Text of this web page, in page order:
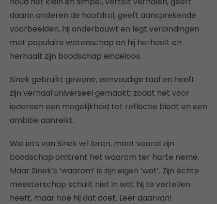
daarin anderen de hoofdrol, geeft aansprekende
voorbeelden, hij onderbouwt en legt verbindingen
met populaire wetenschap en hij herhaalt en
herhaalt zijn boodschap eindeloos.
Sinek gebruikt gewone, eenvoudige taal en heeft
zijn verhaal universeel gemaakt: zodat het voor
iedereen een mogelijkheid tot reflectie biedt en een
ambitie aanreikt.
Wie iets van Sinek wil leren, moet vooral zijn
boodschap omtrent het waarom ter harte neme.
Maar Sinek’s ‘waarom’ is zijn eigen ‘wat’. Zijn échte
meesterschap schuilt niet in wat hij te vertellen
heeft, maar hoe hij dat doet. Leer daarvan!